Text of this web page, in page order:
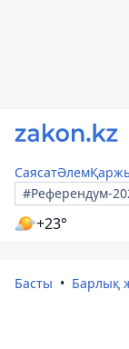
СаясатӘлем
#Референдум-
+23°
Басты Барлық